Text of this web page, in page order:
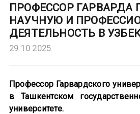
ПРОФЕССОР
НАУЧНУЮ И
ДЕЯТЕЛЬНОСТЬ В
29.10.2025
Профессор Гарвардского
в Ташкентском
университете.